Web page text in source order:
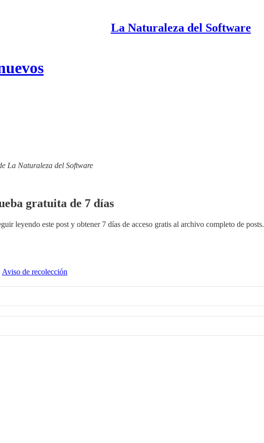
La Naturaleza del Software
La Naturaleza del Software
gratuita de 7 días
leyendo este post y obtener 7 días de acceso gratis al archivo completo de posts.
Aviso de recolección